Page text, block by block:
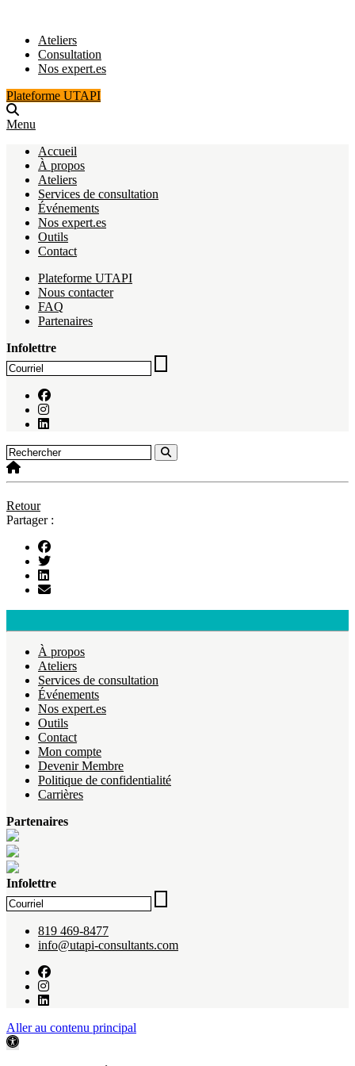
Ateliers
Consultation
Nos expert.es
Plateforme UTAPI
Menu
Accueil
À propos
Ateliers
Services de consultation
Événements
Nos expert.es
Outils
Contact
Plateforme UTAPI
Nous contacter
FAQ
Partenaires
Infolettre
Retour
Partager :
À propos
Ateliers
Services de consultation
Événements
Nos expert.es
Outils
Contact
Mon compte
Devenir Membre
Politique de confidentialité
Carrières
Partenaires
Infolettre
819 469-8477
info@utapi-consultants.com
Aller au contenu principal
Ouvrir la barre d’outils